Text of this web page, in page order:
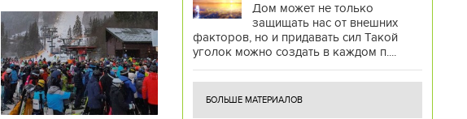
Дом может не только
защищать нас от внешних
факторов, но и придавать сил Такой
уголок можно создать в каждом п....
БОЛЬШЕ МАТЕРИАЛОВ